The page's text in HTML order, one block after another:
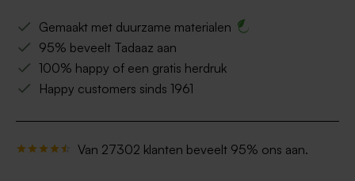
Gemaakt met duurzame materialen
95% beveelt Tadaaz aan
100% happy of een gratis herdruk
Happy customers sinds 1961
Van 27302 klanten beveelt 95% ons aan.